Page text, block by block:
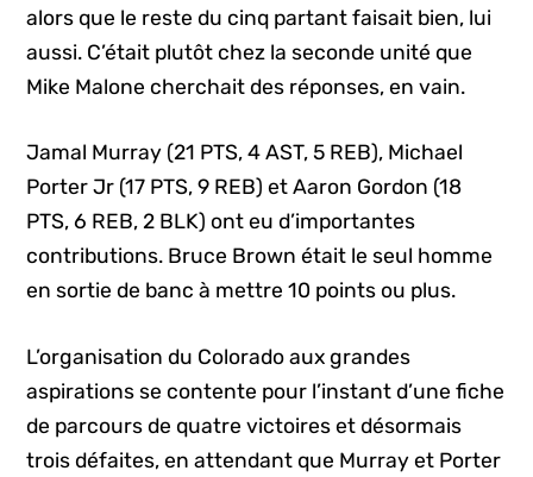
alors que le reste du cinq partant faisait bien, lui
aussi. C’était plutôt chez la seconde unité que
Mike Malone cherchait des réponses, en vain.
Jamal Murray (21 PTS, 4 AST, 5 REB), Michael
Porter Jr (17 PTS, 9 REB) et Aaron Gordon (18
PTS, 6 REB, 2 BLK) ont eu d’importantes
contributions. Bruce Brown était le seul homme
en sortie de banc à mettre 10 points ou plus.
L’organisation du Colorado aux grandes
aspirations se contente pour l’instant d’une fiche
de parcours de quatre victoires et désormais
trois défaites, en attendant que Murray et Porter